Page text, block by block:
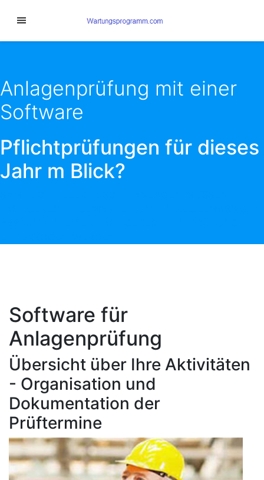
Anlagenprüfung mit einer
Software
Pflichtprüfungen für dieses
Jahr m Blick?
Software für
Anlagenprüfung
Übersicht über Ihre Aktivitäten
- Organisation und
Dokumentation der
Prüftermine